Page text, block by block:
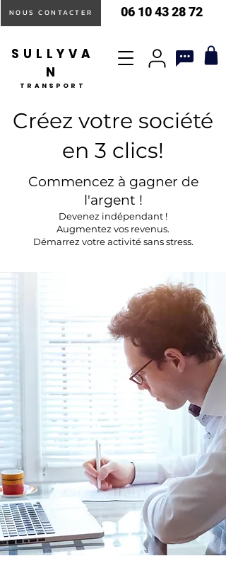
NOUS CONTACTER 06 10 43 28 72
SULLYVA
N
TRANSPORT
Créez votre société
en 3 clics!
Commencez à gagner de
l'argent !
Devenez indépendant !
Augmentez vos revenus.
Démarrez votre activité sans stress.